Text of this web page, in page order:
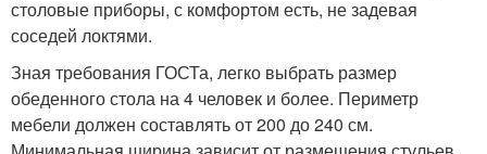
столовые приборы, с комфортом есть, не задевая
соседей локтями.
Зная требования ГОСТа, легко выбрать размер
обеденного стола на 4 человек и более. Периметр
мебели должен составлять от 200 до 240 см.